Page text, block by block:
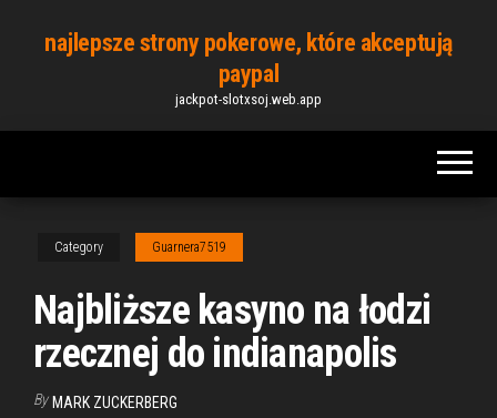
najlepsze strony pokerowe, które akceptują
paypal
jackpot-slotxsoj.web.app
Category Guarnera7519
Najbliższe kasyno na łodzi
rzecznej do indianapolis
By MARK ZUCKERBERG